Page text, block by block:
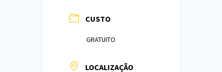
CUSTO
GRATUITO
LOCALIZAÇÃO